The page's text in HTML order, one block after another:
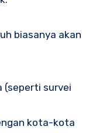
biasanya akan
(seperti survei
kota-kota